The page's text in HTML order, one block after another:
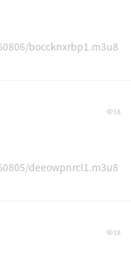
boccknxrbp1.m3u8
18
deeowpnrcl1.m3u8
18